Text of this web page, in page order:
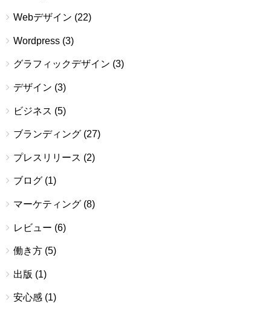
Webデザイン (22)
Wordpress (3)
グラフィックデザイン (3)
デザイン (3)
ビジネス (5)
ブランディング (27)
プレスリリース (2)
ブログ (1)
マーケティング (8)
レビュー (6)
働き方 (5)
出版 (1)
安心感 (1)